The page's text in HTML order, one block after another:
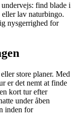
find blade i
lav naturbingo.
nysgerrighed for
store planer. Med
er det nemt at finde
kort tur efter
under åben
inden for